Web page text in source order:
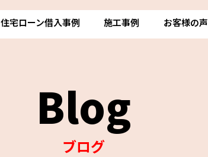
住宅ローン借入事例 施工事例 お客様の声
Blog
ブログ